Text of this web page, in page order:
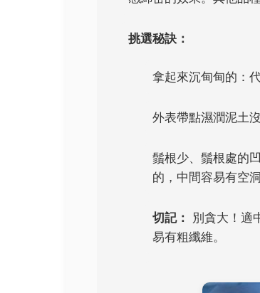
挑選秘訣：
拿起來沉甸甸的：
外表帶點濕潤泥土
鬚根少、鬚根處的
的，中間容易有空
切記：
別貪大！適
易有粗纖維。